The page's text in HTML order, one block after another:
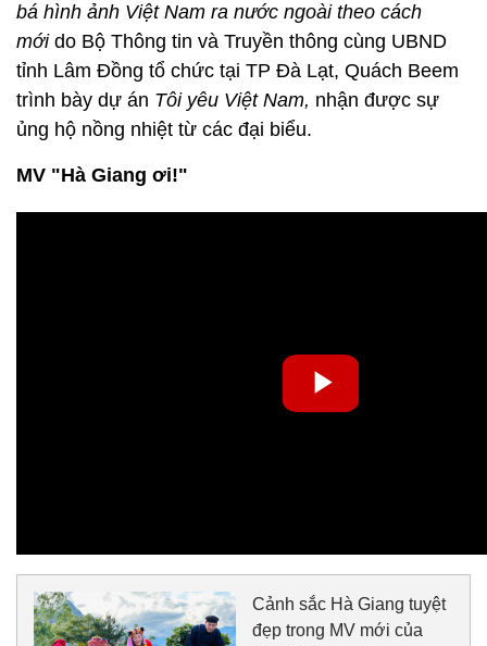
bá hình ảnh Việt Nam ra nước ngoài theo cách
mớido Bộ Thông tin và Truyền thông cùng UBND
tỉnh Lâm Đồng tổ chức tại TP Đà Lạt, Quách Beem
trình bày dự án Tôi yêu Việt Nam, nhận được sự
ủng hộ nồng nhiệt từ các đại biểu.
MV "Hà Giang ơi!"
Cảnh sắc Hà Giang tuyệt
đẹp trong MV mới của